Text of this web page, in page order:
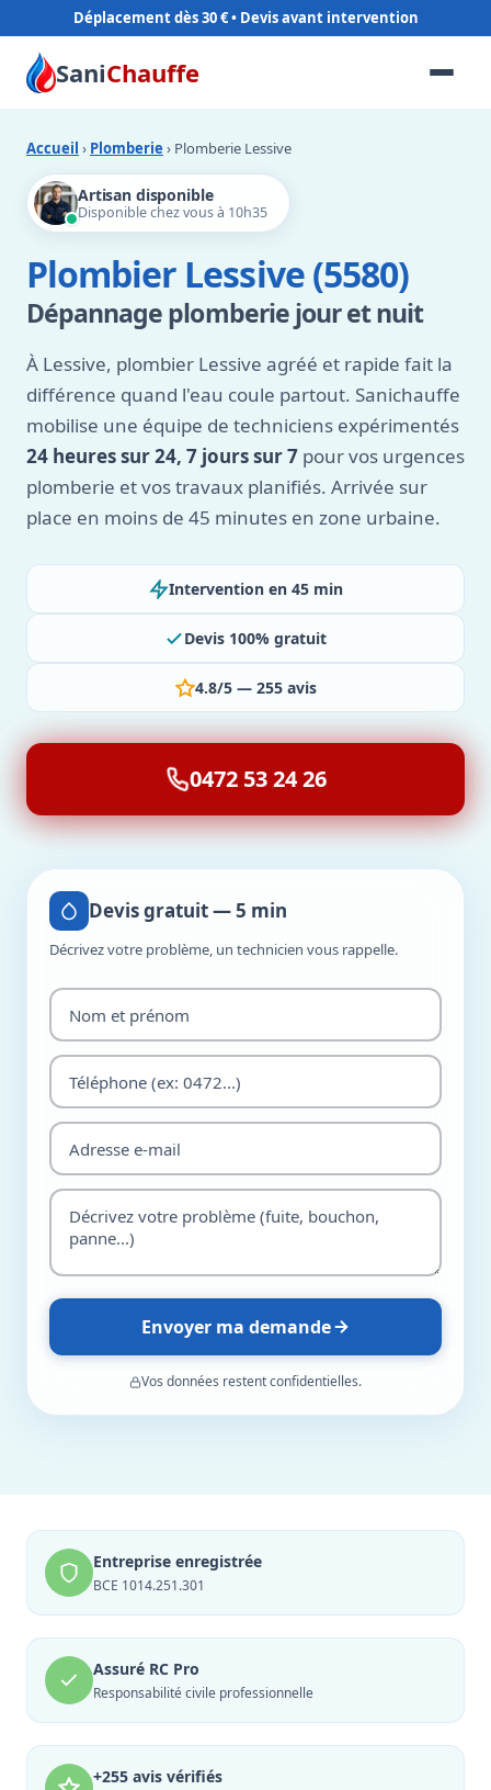
Déplacement dès 30 €
SaniChauffe
Accueil › Plomberie › Plomberie Lessive
Artisan disponible
Disponible chez vous à 10h35
Plombier Lessive (5580)
Dépannage plomberie jour et nuit
À Lessive, plombier Lessive agréé et rapide fait la
différence quand l'eau coule partout. Sanichauffe
mobilise une équipe de techniciens expérimentés
24 heures sur 24, 7 jours sur 7 pour vos urgences
plomberie et vos travaux planifiés. Arrivée sur
place en moins de 45 minutes en zone urbaine.
Intervention en 45 min
Devis 100% gratuit
4.8/5 — 255 avis
0472 53 24 26
Devis gratuit — 5 min
Décrivez votre problème, un technicien vous rappelle.
Envoyer ma demande
Vos données restent confidentielles.
Entreprise enregistrée
BCE 1014.251.301
Assuré RC Pro
Responsabilité civile professionnelle
+255 avis vérifiés